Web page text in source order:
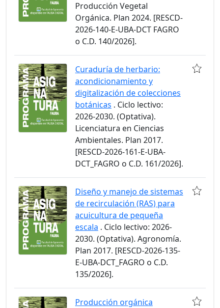
Producción Vegetal
Orgánica. Plan 2024. [RESCD-
2026-140-E-UBA-DCT FAGRO
o C.D. 140/2026].
Curaduría de herbario:
acondicionamiento y
digitalización de colecciones
botánicas . Ciclo lectivo:
2026-2030. (Optativa).
Licenciatura en Ciencias
Ambientales. Plan 2017.
[RESCD-2026-161-E-UBA-
DCT_FAGRO o C.D. 161/2026].
Diseño y manejo de sistemas
de recirculación (RAS) para
acuicultura de pequeña
escala . Ciclo lectivo: 2026-
2030. (Optativa). Agronomía.
Plan 2017. [RESCD-2026-135-
E-UBA-DCT_FAGRO o C.D.
135/2026].
Producción orgánica